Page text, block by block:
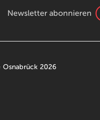
Newsletter abonnieren
2026